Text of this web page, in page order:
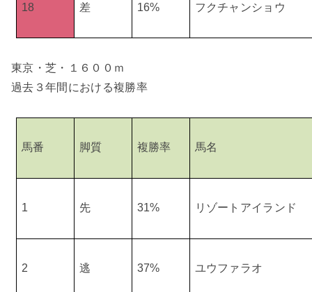
18 差 16% フクチャンショウ
東京・芝・１６００ｍ
過去３年間における複勝率
馬番 脚質 複勝率 馬名
1 先 31% リゾートアイランド
2 逃 37% ユウファラオ